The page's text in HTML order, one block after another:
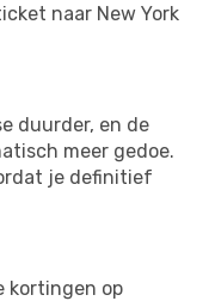
naar New York
duurder, en de
meer gedoe.
je definitief
kortingen op